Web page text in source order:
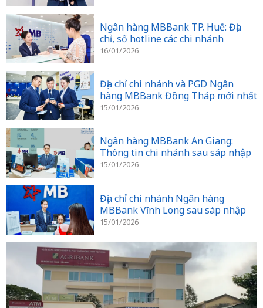
Ngân hàng MBBank TP. Huế: Địa
chỉ, số hotline các chi nhánh
16/01/2026
Địa chỉ chi nhánh và PGD Ngân
hàng MBBank Đồng Tháp mới nhất
15/01/2026
Ngân hàng MBBank An Giang:
Thông tin chi nhánh sau sáp nhập
15/01/2026
Địa chỉ chi nhánh Ngân hàng
MBBank Vĩnh Long sau sáp nhập
15/01/2026